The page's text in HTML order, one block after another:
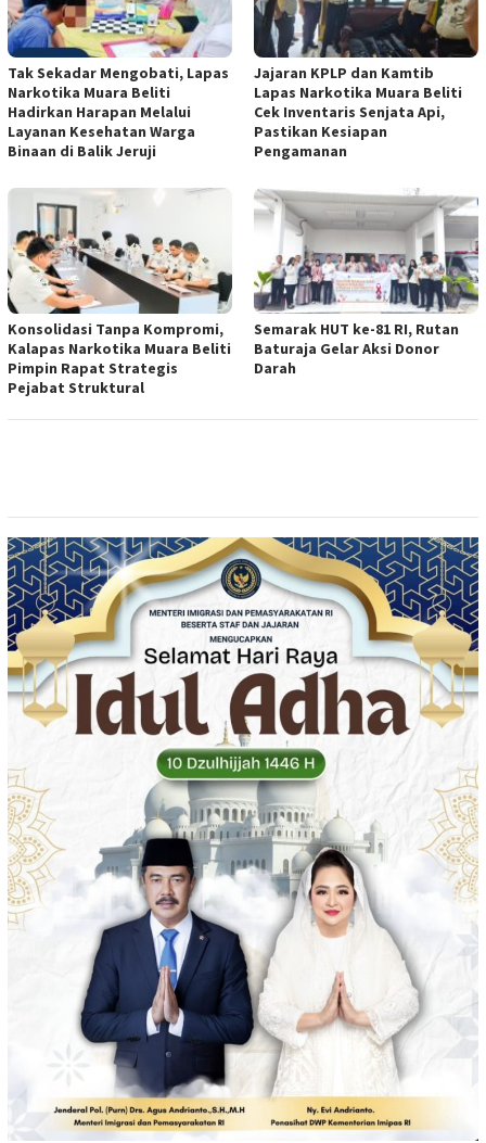
Tak Sekadar Mengobati, Lapas
Narkotika Muara Beliti
Hadirkan Harapan Melalui
Layanan Kesehatan Warga
Binaan di Balik Jeruji
Jajaran KPLP dan Kamtib
Lapas Narkotika Muara Beliti
Cek Inventaris Senjata Api,
Pastikan Kesiapan
Pengamanan
Konsolidasi Tanpa Kompromi,
Kalapas Narkotika Muara Beliti
Pimpin Rapat Strategis
Pejabat Struktural
Semarak HUT ke-81 RI, Rutan
Baturaja Gelar Aksi Donor
Darah